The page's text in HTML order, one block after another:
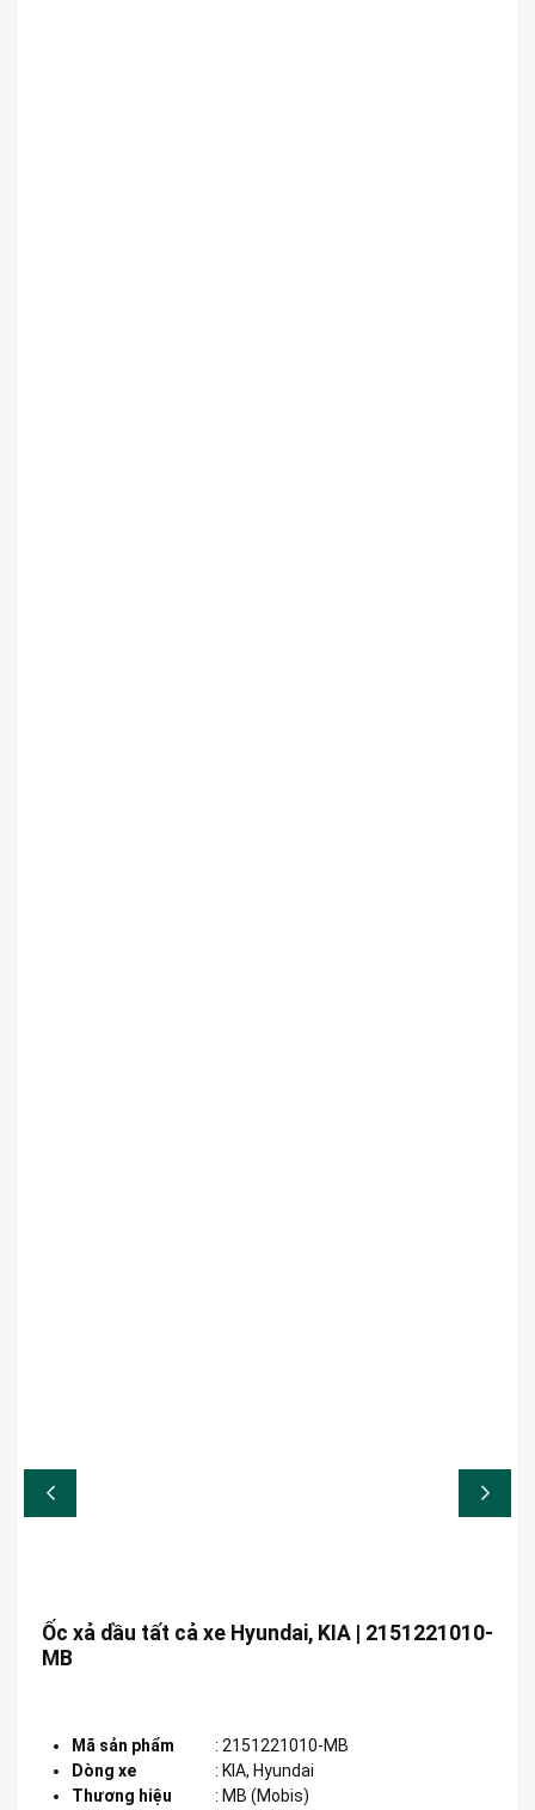
Ốc xả dầu tất cả xe Hyundai, KIA | 2151221010-
MB
Mã sản phẩm : 2151221010-MB
Dòng xe
: KIA, Hyundai
Thương hiệu
: MB (Mobis)